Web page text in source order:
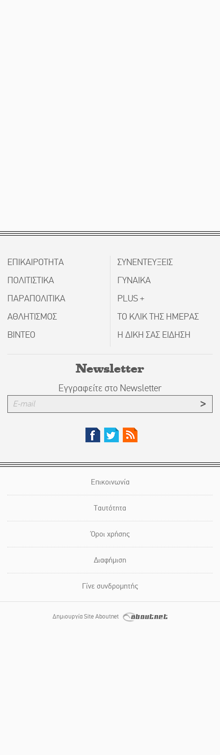
ΕΠΙΚΑΙΡΟΤΗΤΑ
ΠΟΛΙΤΙΣΤΙΚΑ
ΠΑΡΑΠΟΛΙΤΙΚΑ
ΑΘΛΗΤΙΣΜΟΣ
ΒΙΝΤΕΟ
ΣΥΝΕΝΤΕΥΞΕΙΣ
ΓΥΝΑΙΚΑ
PLUS +
ΤΟ ΚΛΙΚ ΤΗΣ ΗΜΕΡΑΣ
Η ΔΙΚΗ ΣΑΣ ΕΙΔΗΣΗ
Newsletter
Εγγραφείτε στο Newsletter
Επικοινωνία
Ταυτότητα
Όροι χρήσης
Διαφήμιση
Γίνε συνδρομητής
Δημιουργία Site Aboutnet